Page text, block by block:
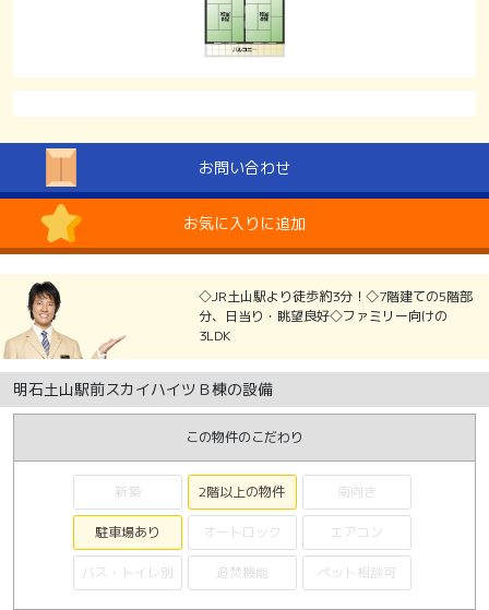
お問い合わせ
お気に入りに追加
◇JR土山駅より徒歩約3分！◇7階建ての5階部
分、日当り・眺望良好◇ファミリー向けの
3LDK
明石土山駅前スカイハイツＢ棟の設備
この物件のこだわり
新築 2階以上の物件 南向き
駐車場あり オートロック エアコン
バス・トイレ別 追焚機能 ペット相談可